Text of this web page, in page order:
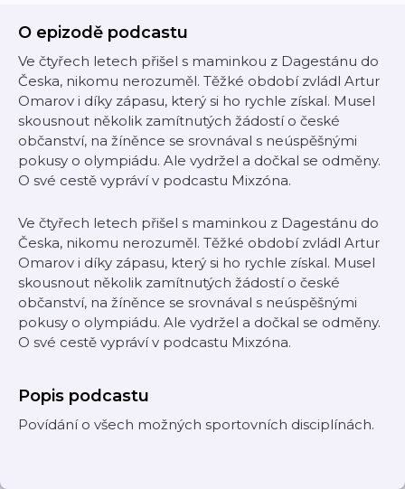
O epizodě podcastu
Ve čtyřech letech přišel s maminkou z Dagestánu do
Česka, nikomu nerozuměl. Těžké období zvládl Artur
Omarov i díky zápasu, který si ho rychle získal. Musel
skousnout několik zamítnutých žádostí o české
občanství, na žíněnce se srovnával s neúspěšnými
pokusy o olympiádu. Ale vydržel a dočkal se odměny.
O své cestě vypráví v podcastu Mixzóna.
Ve čtyřech letech přišel s maminkou z Dagestánu do
Česka, nikomu nerozuměl. Těžké období zvládl Artur
Omarov i díky zápasu, který si ho rychle získal. Musel
skousnout několik zamítnutých žádostí o české
občanství, na žíněnce se srovnával s neúspěšnými
pokusy o olympiádu. Ale vydržel a dočkal se odměny.
O své cestě vypráví v podcastu Mixzóna.
Popis podcastu
Povídání o všech možných sportovních disciplínách.